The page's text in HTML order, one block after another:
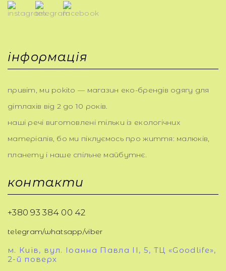
інформація
привіт, ми pokito — магазин еко-брендів одягу для
дітлахів від 2 до 10 років.
наші речі виготовлені тільки із екологічних
матеріалів, бо ми піклуємось про життя: малюків,
планету і наше спільне майбутнє.
контакти
+380 93 384 00 42
telegram/whatsapp/viber
м. Київ, вул. Іоанна Павла ІІ, 5, ТЦ «Goodlife»,
2-й поверх